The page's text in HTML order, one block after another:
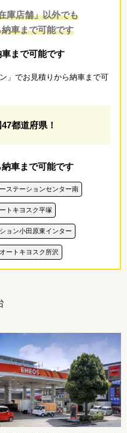
庫店舗」以外でも
車まで可能です
まで可能です
」でお見積りから納車まで可
都道府県！
車まで可能です
ステーションセンター南
トキヨスク平塚
ョン小田原東インター
オートキヨスク所沢